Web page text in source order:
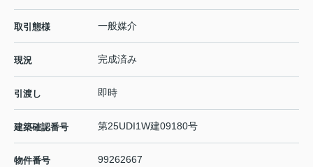
取引態様 一般媒介
現況 完成済み
引渡し 即時
建築確認番号 第25UDI1W建09180号
物件番号 99262667